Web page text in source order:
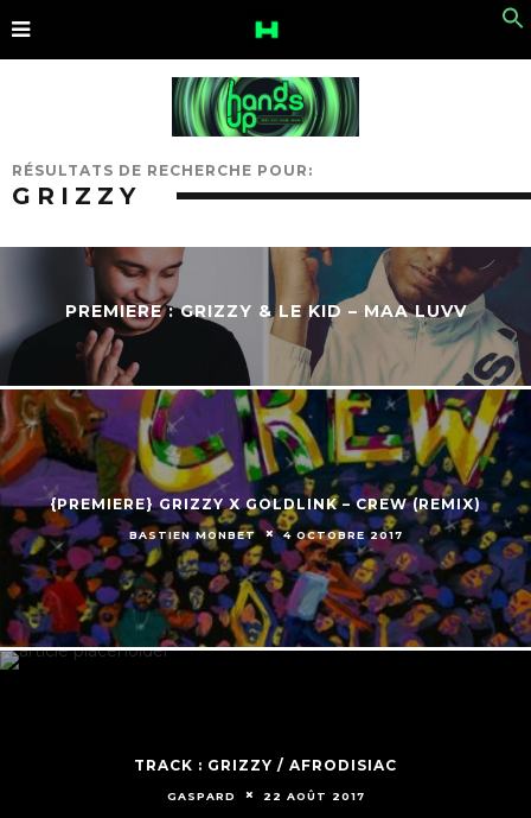
RÉSULTATS DE RECHERCHE POUR:
GRIZZY
PREMIERE : GRIZZY & LE KID – MAA LUVV
{PREMIERE} GRIZZY X GOLDLINK – CREW (REMIX)
BASTIEN MONBET 4 OCTOBRE 2017
TRACK : GRIZZY / AFRODISIAC
GASPARD 22 AOÛT 2017